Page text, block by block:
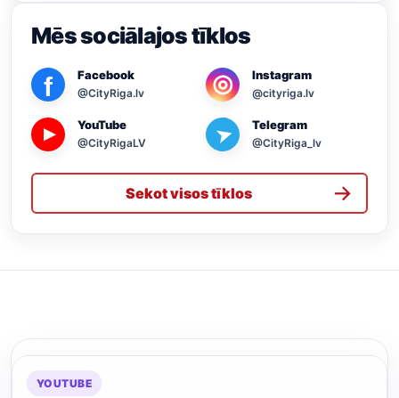
Mēs sociālajos tīklos
f Facebook
@CityRiga.lv ◎ Instagram
@cityriga.lv
▶
YouTube
@CityRigaLV ➤ Telegram
@CityRiga_lv
Sekot visos tīklos →
YOUTUBE